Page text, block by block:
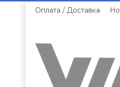
Оплата / Доставка